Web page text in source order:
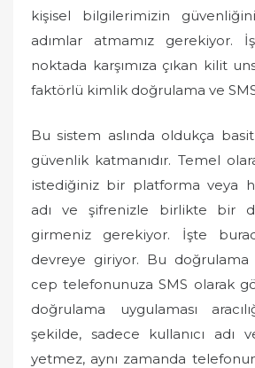
kişisel bilgilerimizin
adımlar atmamız
noktada karşımıza çıkan kilit
faktörlü kimlik doğrulama ve
Bu sistem aslında oldukça
güvenlik katmanıdır. Temel
istediğiniz bir platforma veya
adı ve şifrenizle birlikte bir
girmeniz gerekiyor. İşte
devreye giriyor. Bu
cep telefonunuza SMS olarak
doğrulama uygulaması
şekilde, sadece kullanıcı adı
yetmez, aynı zamanda